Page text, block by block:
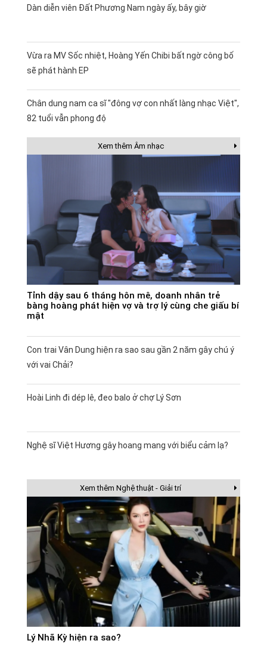
Dàn diễn viên Đất Phương Nam ngày ấy, bây giờ
Vừa ra MV Sốc nhiệt, Hoàng Yến Chibi bất ngờ công bố
sẽ phát hành EP
Chân dung nam ca sĩ "đông vợ con nhất làng nhạc Việt",
82 tuổi vẫn phong độ
Xem thêm Âm nhạc
Tỉnh dậy sau 6 tháng hôn mê, doanh nhân trẻ
bàng hoàng phát hiện vợ và trợ lý cùng che giấu bí
mật
Con trai Vân Dung hiện ra sao sau gần 2 năm gây chú ý
với vai Chải?
Hoài Linh đi dép lê, đeo balo ở chợ Lý Sơn
Nghệ sĩ Việt Hương gây hoang mang với biểu cảm lạ?
Xem thêm Nghệ thuật - Giải trí
Lý Nhã Kỳ hiện ra sao?